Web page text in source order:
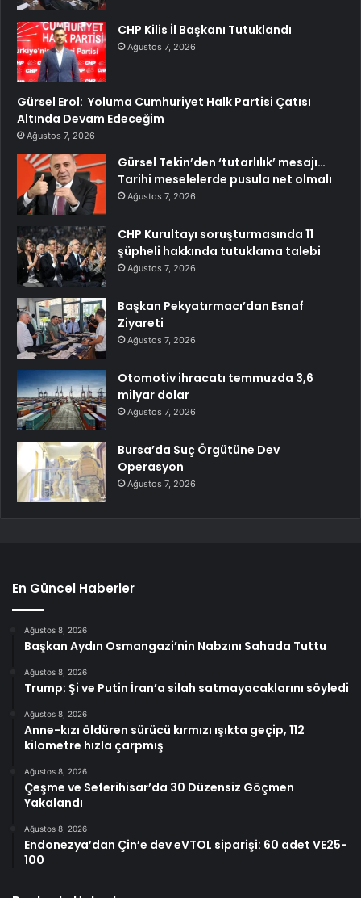
CHP Kilis İl Başkanı Tutuklandı
Ağustos 7, 2026
Gürsel Erol: Yoluma Cumhuriyet Halk Partisi Çatısı
Altında Devam Edeceğim
Ağustos 7, 2026
Gürsel Tekin’den ‘tutarlılık’ mesajı…
Tarihi meselelerde pusula net olmalı
Ağustos 7, 2026
CHP Kurultayı soruşturmasında 11
şüpheli hakkında tutuklama talebi
Ağustos 7, 2026
Başkan Pekyatırmacı’dan Esnaf
Ziyareti
Ağustos 7, 2026
Otomotiv ihracatı temmuzda 3,6
milyar dolar
Ağustos 7, 2026
Bursa’da Suç Örgütüne Dev
Operasyon
Ağustos 7, 2026
En Güncel Haberler
Ağustos 8, 2026
Başkan Aydın Osmangazi’nin Nabzını Sahada Tuttu
Ağustos 8, 2026
Trump: Şi ve Putin İran’a silah satmayacaklarını söyledi
Ağustos 8, 2026
Anne-kızı öldüren sürücü kırmızı ışıkta geçip, 112
kilometre hızla çarpmış
Ağustos 8, 2026
Çeşme ve Seferihisar’da 30 Düzensiz Göçmen
Yakalandı
Ağustos 8, 2026
Endonezya’dan Çin’e dev eVTOL siparişi: 60 adet VE25-
100